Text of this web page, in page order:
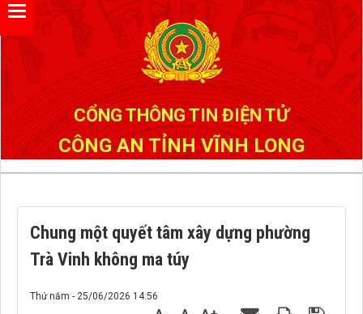
CỔNG THÔNG TIN ĐIỆN TỬ
CÔNG AN TỈNH VĨNH LONG
Chung một quyết tâm xây dựng phường
Trà Vinh không ma túy
Thứ năm - 25/06/2026 14:56